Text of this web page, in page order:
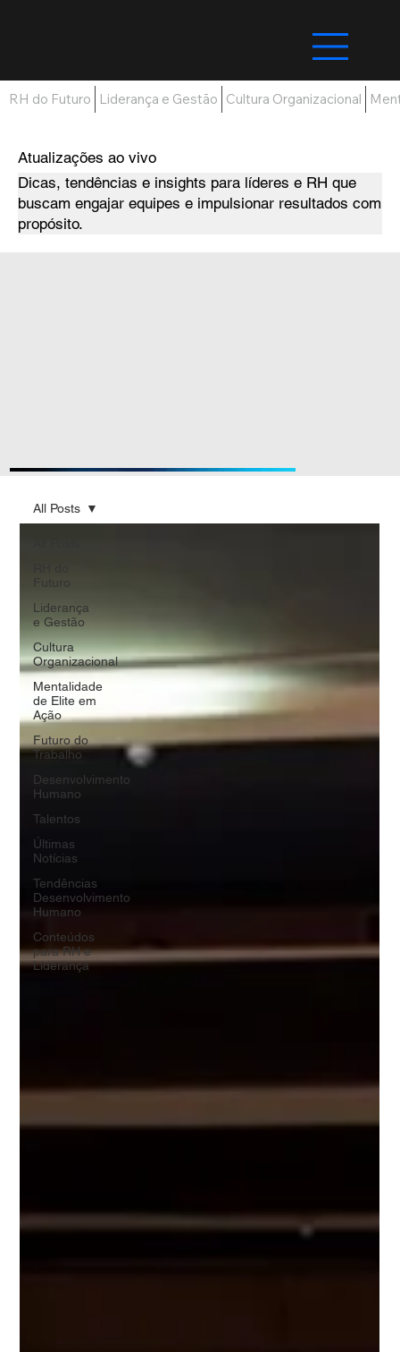
RH do Futuro Liderança e Gestão Cultura Organizacional
Atualizações ao vivo
Dicas, tendências e insights para líderes e RH que
buscam engajar equipes e impulsionar resultados com
propósito.
Liderança
e Gestão
Cultura
Organizacional
Mentalidade
de Elite em
Ação
Futuro do
Trabalho
Desenvolvimento
Humano
Talentos
Últimas
Notícias
Tendências
Desenvolvimento
Humano
Conteúdos
para RH e
Líderança
All Posts